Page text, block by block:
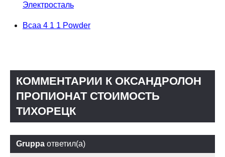
Электросталь
Bcaa 4 1 1 Powder
КОММЕНТАРИИ К ОКСАНДРОЛОН
ПРОПИОНАТ СТОИМОСТЬ
ТИХОРЕЦК
Gruppa ответил(а)